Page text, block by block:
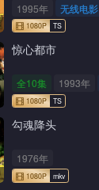
1995年 无线电影
惊心都市
全10集 1993年
勾魂降头
1976年